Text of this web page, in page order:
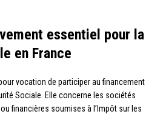
essentiel pour la
en France
vocation de participer au financement
Sociale. Elle concerne les sociétés
financières soumises à l’Impôt sur les